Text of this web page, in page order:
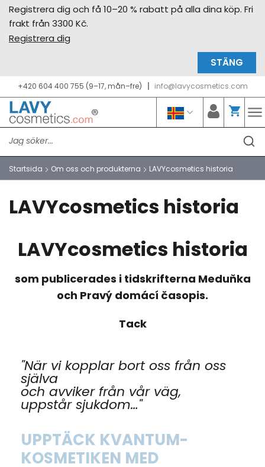
Registrera dig och få 10–20 % rabatt på alla dina köp. Fri
frakt från 3300 Kč.
Registrera dig
STÄNG
+420 604 400 755 (9–17, mån–fre) info@lavycosmetics.com
Startsida Om oss och produkterna LAVYcosmetics historia
LAVYcosmetics historia
LAVYcosmetics historia
som publicerades i tidskrifterna Meduňka
och Pravý domácí časopis.
Tack
"När vi kopplar bort oss från oss
själva
och avviker från vår väg,
uppstår sjukdom…"
UPPTÄCK KVANTUM-
KOSMETIKEN MED